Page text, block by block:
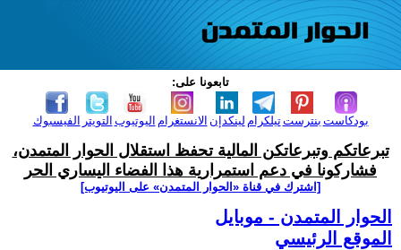
تابعونا على:
الفيسبوك التويتر اليوتيوب الانستغرام لينكدإن تيلكرامبنترست بودكاست
تبرعاتكم وتبرعاتكن المالية تحفظ استقلال الحوار المتمدن،
فشاركونا في دعم استمرارية هذا الفضاء اليساري الحر
[اشترك في قناة ‫«الحوار المتمدن» على اليوتيوب]
الحوار المتمدن - موبايل
الموقع الرئيسي